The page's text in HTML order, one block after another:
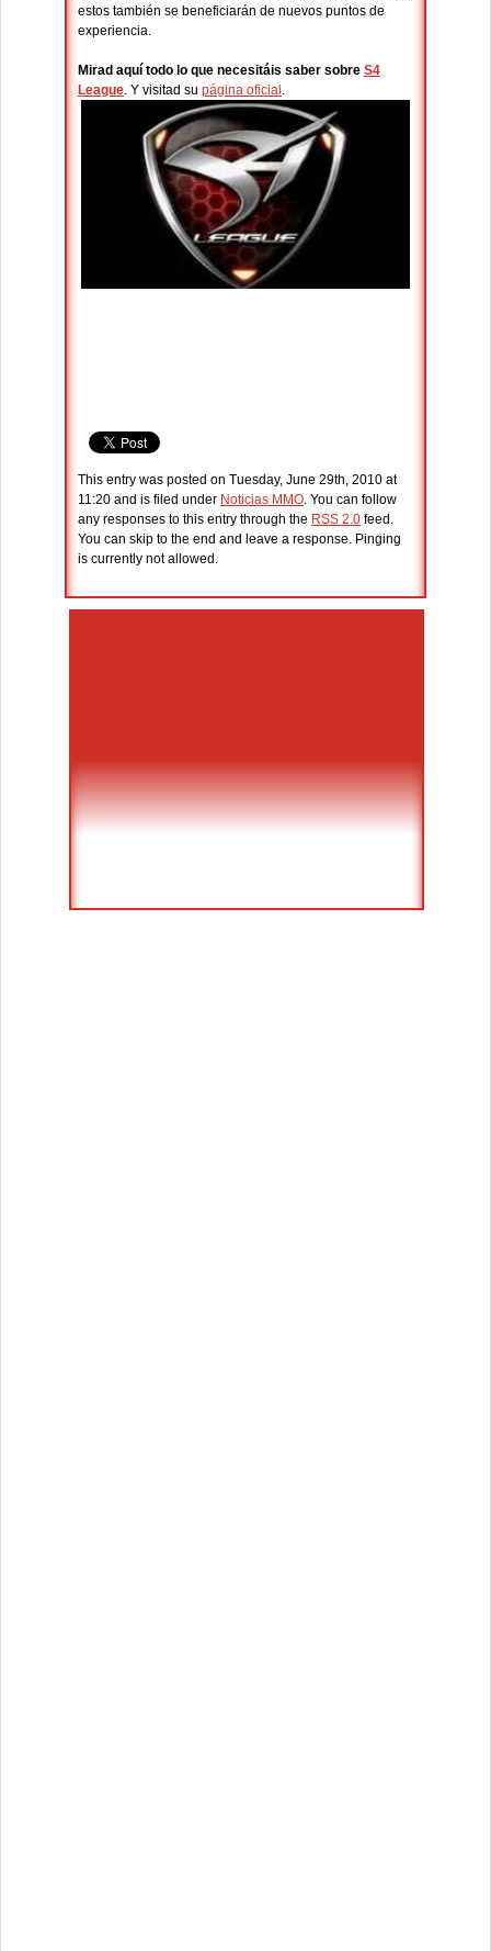
estos también se beneficiarán de nuevos puntos de
experiencia.
Mirad aquí todo lo que necesitáis saber sobre S4
League. Y visitad su página oficial .
This entry was posted on Tuesday, June 29th, 2010 at
11:20 and is filed under Noticias MMO. You can follow
any responses to this entry through the RSS 2.0 feed.
You can skip to the end and leave a response. Pinging
is currently not allowed.